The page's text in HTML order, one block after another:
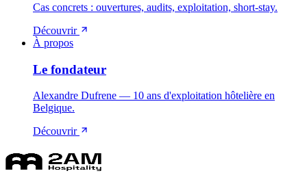
Cas concrets : ouvertures, audits, exploitation, short-stay.
Découvrir
À propos
Le fondateur
Alexandre Dufrene — 10 ans d'exploitation hôtelière en
Belgique.
Découvrir